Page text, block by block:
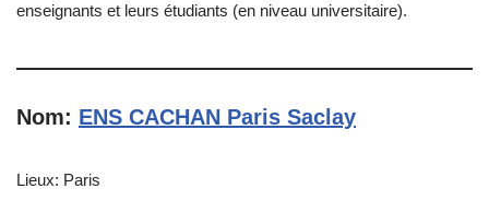
enseignants et leurs étudiants (en niveau universitaire).
Nom: ENS CACHAN Paris Saclay
Lieux: Paris